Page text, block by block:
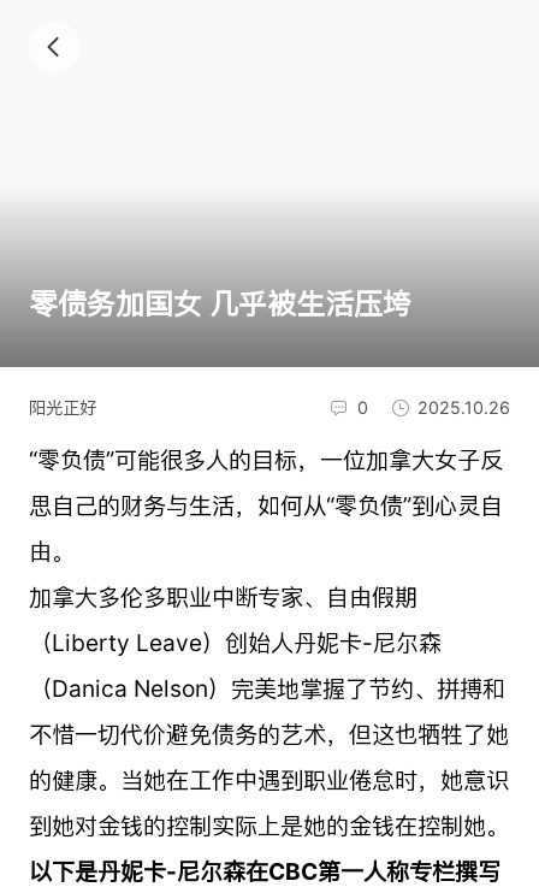
零债务加国女 几乎被生活压垮
阳光正好 0 2025.10.26
“零负债”可能很多人的目标，一位加拿大女子反
思自己的财务与生活，如何从“零负债”到心灵自
由。
加拿大多伦多职业中断专家、自由假期
（Liberty Leave）创始人丹妮卡-尼尔森
（Danica Nelson）完美地掌握了节约、拼搏和
不惜一切代价避免债务的艺术，但这也牺牲了她
的健康。当她在工作中遇到职业倦怠时，她意识
到她对金钱的控制实际上是她的金钱在控制她。
以下是丹妮卡-尼尔森在CBC第一人称专栏撰写